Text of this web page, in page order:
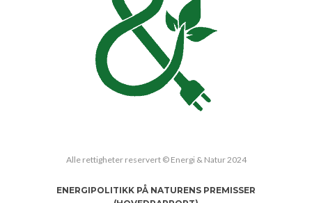
Alle rettigheter reservert © Energi & Natur 2024
ENERGIPOLITIKK PÅ NATURENS PREMISSER